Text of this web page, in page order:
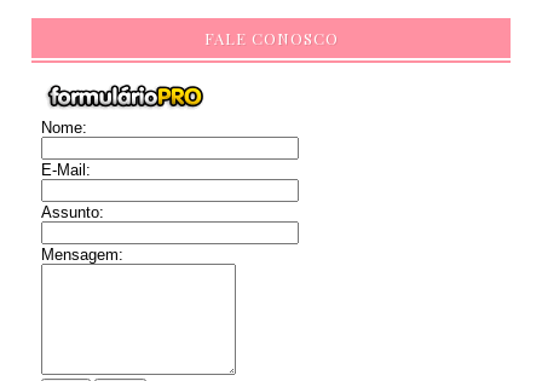
FALE CONOSCO
Nome:
E-Mail:
Assunto:
Mensagem: